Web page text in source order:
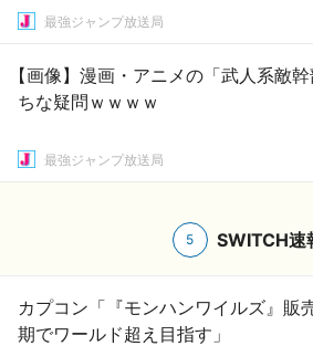
最強ジャンプ放送局
【画像】漫画・アニメの「武人系敵
ちな疑問ｗｗｗｗ
最強ジャンプ放送局
5 SWITCH速
カプコン「『モンハンワイルズ』販
期でワールド超え目指す」